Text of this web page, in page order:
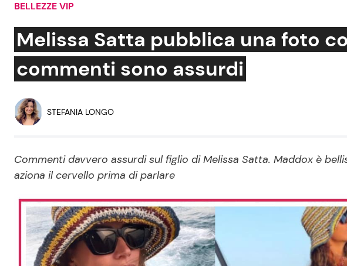
Social News
News dal mondo
Benessere
Mondo Mamma
Salute
Viaggi e Turismo
Festività
BELLEZZE VIP
Melissa Satta pubblica una foto
commenti sono assurdi
STEFANIA LONGO
Commenti davvero assurdi sul figlio di Melissa Satta. Maddox è
aziona il cervello prima di parlare